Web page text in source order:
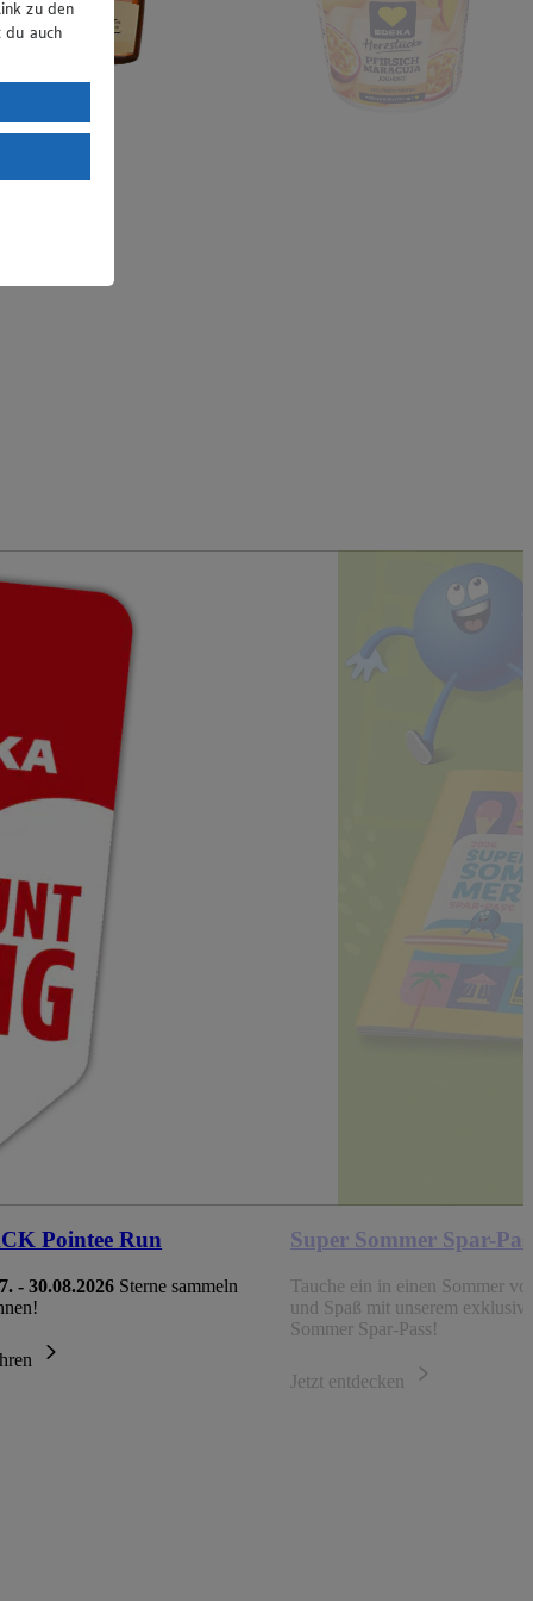
Pointee Run
- 30.08.2026 Sterne sammeln
Super Sommer Spar-
Tauche ein in einen Sommer
und Spaß mit unserem
Sommer Spar-Pass!
Jetzt entdecken
zu den
auch
DSGVO
mit
das